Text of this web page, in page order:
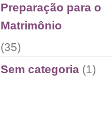
Preparação para o
Matrimônio
(35)
Sem categoria (1)